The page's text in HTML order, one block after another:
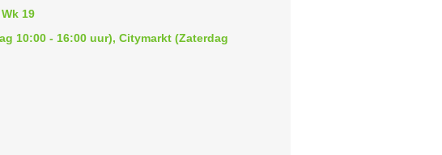
19
10:00 - 16:00 uur), Citymarkt (Zaterdag